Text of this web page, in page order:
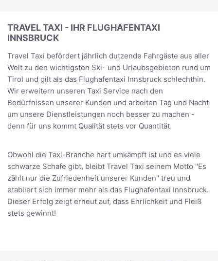
TRAVEL TAXI - IHR FLUGHAFENTAXI
INNSBRUCK
Travel Taxi befördert jährlich dutzende Fahrgäste aus aller
Welt zu den wichtigsten Ski- und Urlaubsgebieten rund um
Tirol und gilt als das Flughafentaxi Innsbruck schlechthin.
Wir erweitern unseren Taxi Service nach den
Bedürfnissen unserer Kunden und arbeiten Tag und Nacht
um unsere Dienstleistungen noch besser zu machen -
denn für uns kommt Qualität stets vor Quantität.
Obwohl die Taxi-Branche hart umkämpft ist und es viele
schwarze Schafe gibt, bleibt Travel Taxi seinem Motto "Es
zählt nur die Zufriedenheit unserer Kunden" treu und
etabliert sich immer mehr als das Flughafentaxi Innsbruck.
Dieser Erfolg zeigt erneut auf, dass Ehrlichkeit und Fleiß
stets gewinnt!